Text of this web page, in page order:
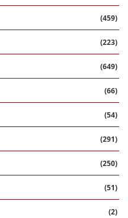
(459)
(223)
(649)
(66)
(54)
(291)
(250)
(51)
(2)